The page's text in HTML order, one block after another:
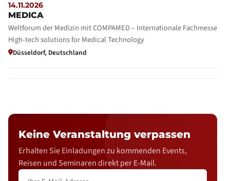
14.11.2026
MEDICA
Weltforum der Medizin mit COMPAMED – Internationale Fachmesse
High-tech solutions for Medical Technology
Düsseldorf, Deutschland
Keine Veranstaltung verpassen
Erhalten Sie Einladungen zu kommenden Events,
Reisen und Seminaren direkt per E-Mail.